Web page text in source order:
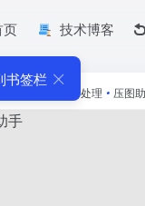
书签栏
页 技术博客
图片处理 • 压图
图压缩、PNG压缩、